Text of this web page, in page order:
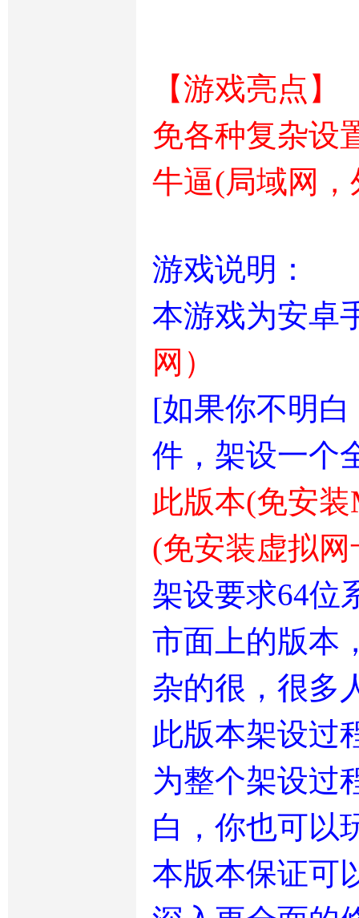
【游戏亮点】
免各种复杂设
牛逼(局域网
游戏说明：
本游戏为安卓
网）
[如果你不明
件，架设一个
此版本(免安
(免安装虚拟
架设要求64位
市面上的版本
杂的很，很多
此版本架设过
为整个架设过
白，你也可以
本版本保证可